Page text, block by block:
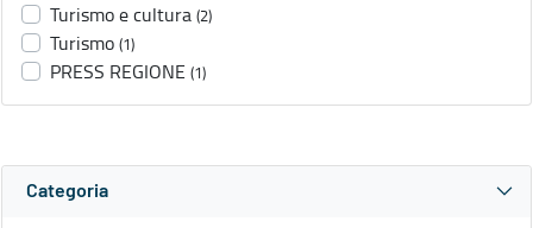
Turismo e cultura (2)
Turismo (1)
PRESS REGIONE (1)
Categoria